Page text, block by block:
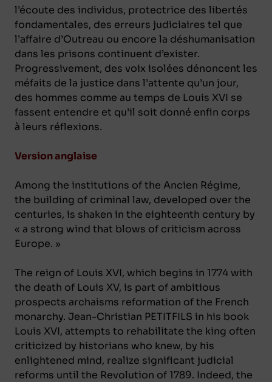
l’écoute des individus, protectrice des libertés
fondamentales, des erreurs judiciaires tel que
l’affaire d’Outreau ou encore la déshumanisation
dans les prisons continuent d’exister.
Progressivement, des voix isolées dénoncent les
méfaits de la justice dans l’attente qu’un jour,
des hommes comme au temps de Louis XVI se
fassent entendre et qu’il soit donné enfin corps
à leurs réflexions.
Version anglaise
Among the institutions of the Ancien Régime,
the building of criminal law, developed over the
centuries, is shaken in the eighteenth century by
« a strong wind that blows of criticism across
Europe. »
The reign of Louis XVI, which begins in 1774 with
the death of Louis XV, is part of ambitious
prospects archaisms reformation of the French
monarchy. Jean-Christian PETITFILS in his book
Louis XVI, attempts to rehabilitate the king often
criticized by historians who knew, by his
enlightened mind, realize significant judicial
reforms until the Revolution of 1789. Indeed, the